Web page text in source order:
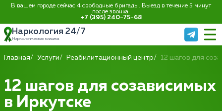
В вашем городе сейчас 4 свободные бригады. Выезд в течение 5 минут
после звонка:
+7 (395) 240-75-68
Наркология 24/7
Наркологическая клиника
Главная Услуги Реабилитационный центр 12 шагов для
12 шагов для созависимых
в Иркутске